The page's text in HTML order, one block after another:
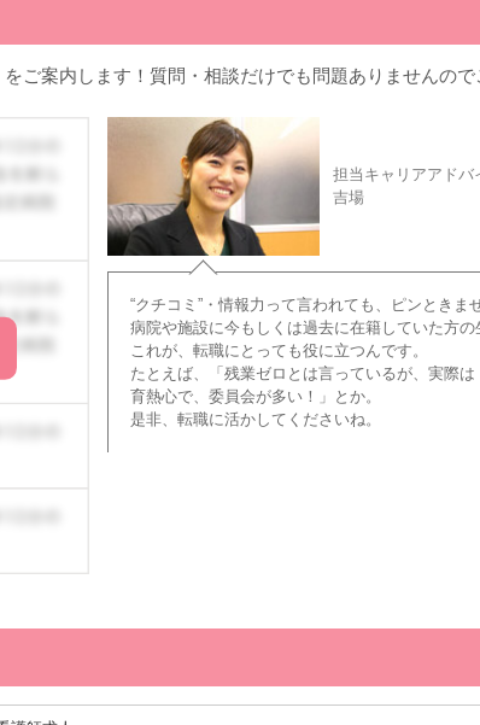
案内します！質問・相談だけでも問題ありませんので
担当キャリアアドバ
吉場
“クチコミ”・情報力って言われても、ピンときま
病院や施設に今もしくは過去に在籍していた方
これが、転職にとっても役に立つんです。
たとえば、「残業ゼロとは言っているが、実際
育熱心で、委員会が多い！」とか。
是非、転職に活かしてくださいね。